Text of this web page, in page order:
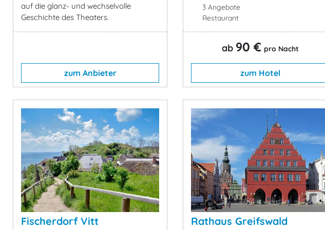
auf die glanz- und wechselvolle
Geschichte des Theaters.
zum Anbieter
3 Angebote
Restaurant
ab 90 € pro Nacht
zum Hotel
Fischerdorf Vitt Rathaus Greifswald